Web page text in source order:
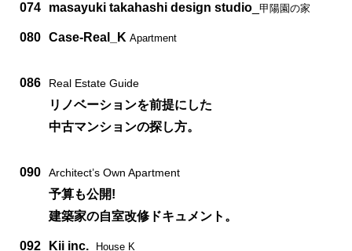
074 masayuki takahashi design studio 甲陽園の家
080 Case-Real_K Apartment
086 Real Estate Guide
リノベーションを前提にした
中古マンションの探し方。
090 Architect’s Own Apartment
予算も公開!
建築家の自室改修ドキュメント。
092 Kii inc. House K